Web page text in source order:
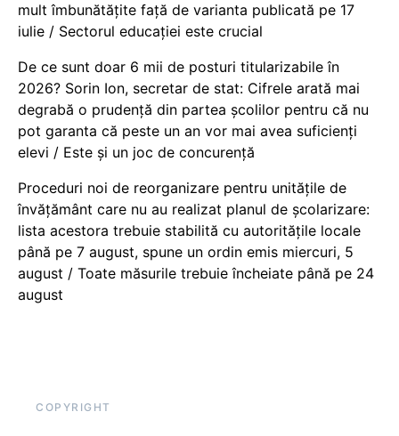
mult îmbunătățite față de varianta publicată pe 17
iulie / Sectorul educației este crucial
De ce sunt doar 6 mii de posturi titularizabile în
2026? Sorin Ion, secretar de stat: Cifrele arată mai
degrabă o prudență din partea școlilor pentru că nu
pot garanta că peste un an vor mai avea suficienți
elevi / Este și un joc de concurență
Proceduri noi de reorganizare pentru unitățile de
învățământ care nu au realizat planul de școlarizare:
lista acestora trebuie stabilită cu autoritățile locale
până pe 7 august, spune un ordin emis miercuri, 5
august / Toate măsurile trebuie încheiate până pe 24
august
COPYRIGHT